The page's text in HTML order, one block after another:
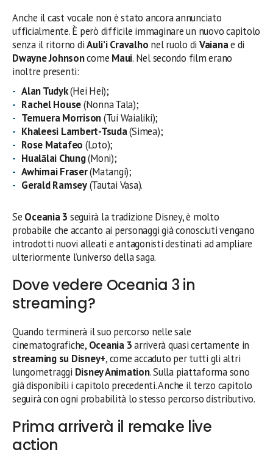
Anche il cast vocale non è stato ancora annunciato
ufficialmente. È però difficile immaginare un nuovo capitolo
senza il ritorno diAuli’i Cravalho nel ruolo di Vaianae di
Dwayne Johnsoncome Maui. Nel secondo film erano
inoltre presenti:
Alan Tudyk(Hei Hei);
Rachel House(Nonna Tala);
Temuera Morrison(Tui Waialiki);
Khaleesi Lambert-Tsuda(Simea);
Rose Matafeo (Loto);
Hualālai Chung(Moni);
Awhimai Fraser(Matangi);
Gerald Ramsey(Tautai Vasa).
Se Oceania 3 seguirà la tradizione Disney, è molto
probabile che accanto ai personaggi già conosciuti vengano
introdotti nuovi alleati e antagonisti destinati ad ampliare
ulteriormente l’universo della saga.
Dove vedere Oceania 3 in
streaming?
Quando terminerà il suo percorso nelle sale
cinematografiche, Oceania 3arriverà quasi certamente in
streaming su Disney+, come accaduto per tutti gli altri
lungometraggi Disney Animation. Sulla piattaforma sono
già disponibili i capitolo precedenti. Anche il terzo capitolo
seguirà con ogni probabilità lo stesso percorso distributivo.
Prima arriverà il remake live
action